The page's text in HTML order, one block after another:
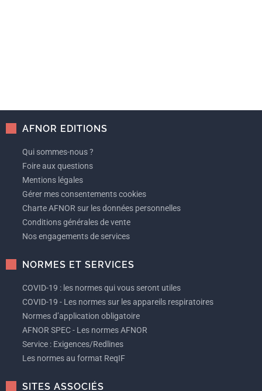
AFNOR EDITIONS
Qui sommes-nous ?
Foire aux questions
Mentions légales
Gérer mes consentements cookies
Charte AFNOR sur les données personnelles
Conditions générales de vente
Nos engagements de services
NORMES ET SERVICES
COVID-19 : les normes qui vous seront utiles
COVID-19 - Les normes sur les appareils respiratoires
Normes d’application obligatoire
AFNOR SPEC - Les normes AFNOR
Service : Exigences/Redlines
Les normes au format ReqIF
SITES ASSOCIÉS